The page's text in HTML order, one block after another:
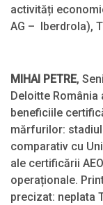
activități
AG – Iberdrola),
MIHAI PETRE,
Deloitte
beneficiile
mărfurilor:
comparativ cu
ale certificării
operaționale.
precizat: neplata